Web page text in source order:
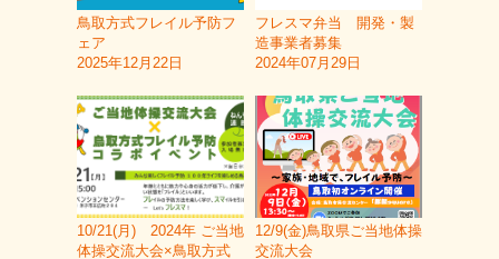
鳥取方式フレイル予防フ
ェア
2025年12月22日
フレスマ弁当 開発・製
造事業者募集
2024年07月29日
10/21(月) 2024年 ご当地
体操交流大会×鳥取方式
12/9(金)鳥取県ご当地体操
交流大会